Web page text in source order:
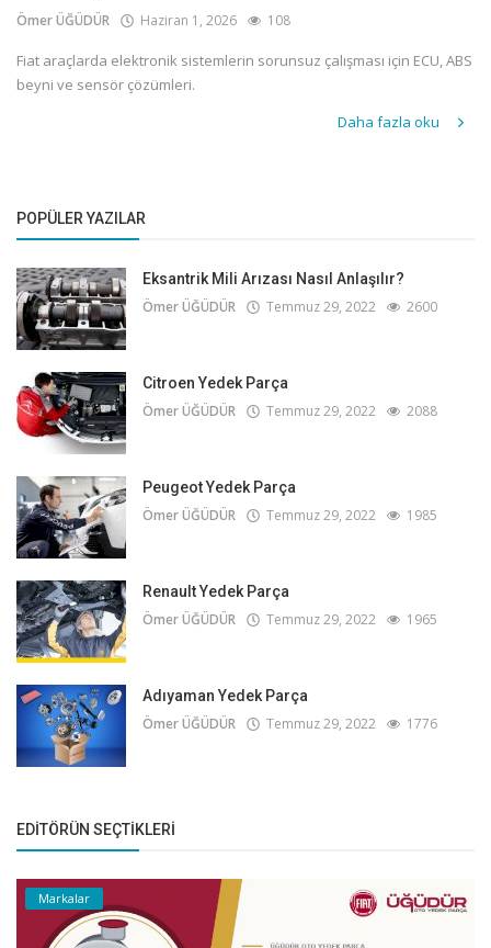
Ömer ÜĞÜDÜR Haziran 1, 2026 108
Fiat araçlarda elektronik sistemlerin sorunsuz çalışması için ECU, ABS
beyni ve sensör çözümleri.
Daha fazla oku
POPÜLER YAZILAR
Eksantrik Mili Arızası Nasıl Anlaşılır?
Ömer ÜĞÜDÜR Temmuz 29, 2022 2600
Citroen Yedek Parça
Ömer ÜĞÜDÜR Temmuz 29, 2022 2088
Peugeot Yedek Parça
Ömer ÜĞÜDÜR Temmuz 29, 2022 1985
Renault Yedek Parça
Ömer ÜĞÜDÜR Temmuz 29, 2022 1965
Adıyaman Yedek Parça
Ömer ÜĞÜDÜR Temmuz 29, 2022 1776
EDITÖRÜN SEÇTIKLERI
Markalar